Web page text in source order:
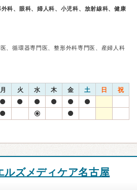
科、眼科、婦人科、小児科、放射線科、健康
、循環器専門医、整形外科専門医、産婦人科
月 火 水 木 金 土 日 祝
ルズメディケア名古屋